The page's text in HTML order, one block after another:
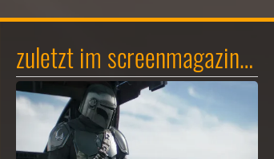
zuletzt im screenmagazin…